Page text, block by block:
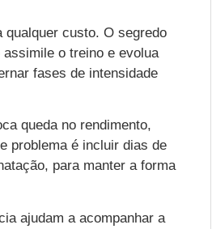
custo. O segredo
o treino e evolua
fases de intensidade
queda no rendimento,
problema é incluir dias de
para manter a forma
ajudam a acompanhar a